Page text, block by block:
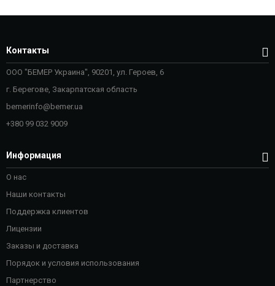
Контакты
ООО "БЕМЕР Украина", 90201, ул. Героев, 6
г. Берегове, Закарпатская область
bemerinfo@bemer.ua
+380 99 032 9009
Информация
О нас
Наши контакты
Поддержка клиентов
Лицензии
Заказы и доставка
Порядок и условия использования
Партнерство